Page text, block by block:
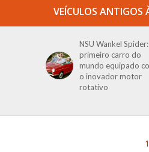
VEÍCULOS ANTIGOS
NSU Wankel Spider:
primeiro carro do
mundo equipado
o inovador motor
rotativo